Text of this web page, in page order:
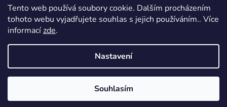
Tento web používá soubory cookie. Dalším procházením
tohoto webu vyjadřujete souhlas s jejich používáním.. Více
informacízde.
Nastavení
Souhlasím
Přijímáme online platby
Vytvořil Shoptet
The Chesterfield Brand
vyhrazena.